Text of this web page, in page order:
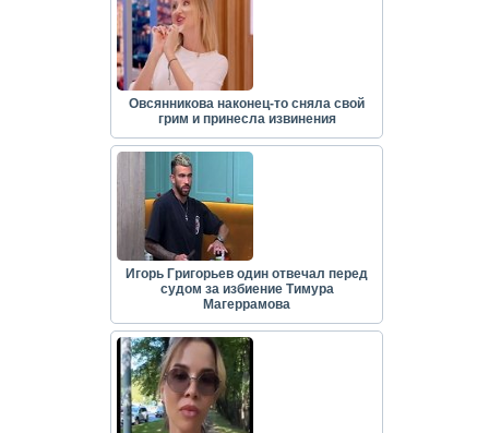
Овсянникова наконец-то сняла свой
грим и принесла извинения
Игорь Григорьев один отвечал перед
судом за избиение Тимура
Магеррамова